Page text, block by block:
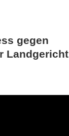
gegen
Landgericht